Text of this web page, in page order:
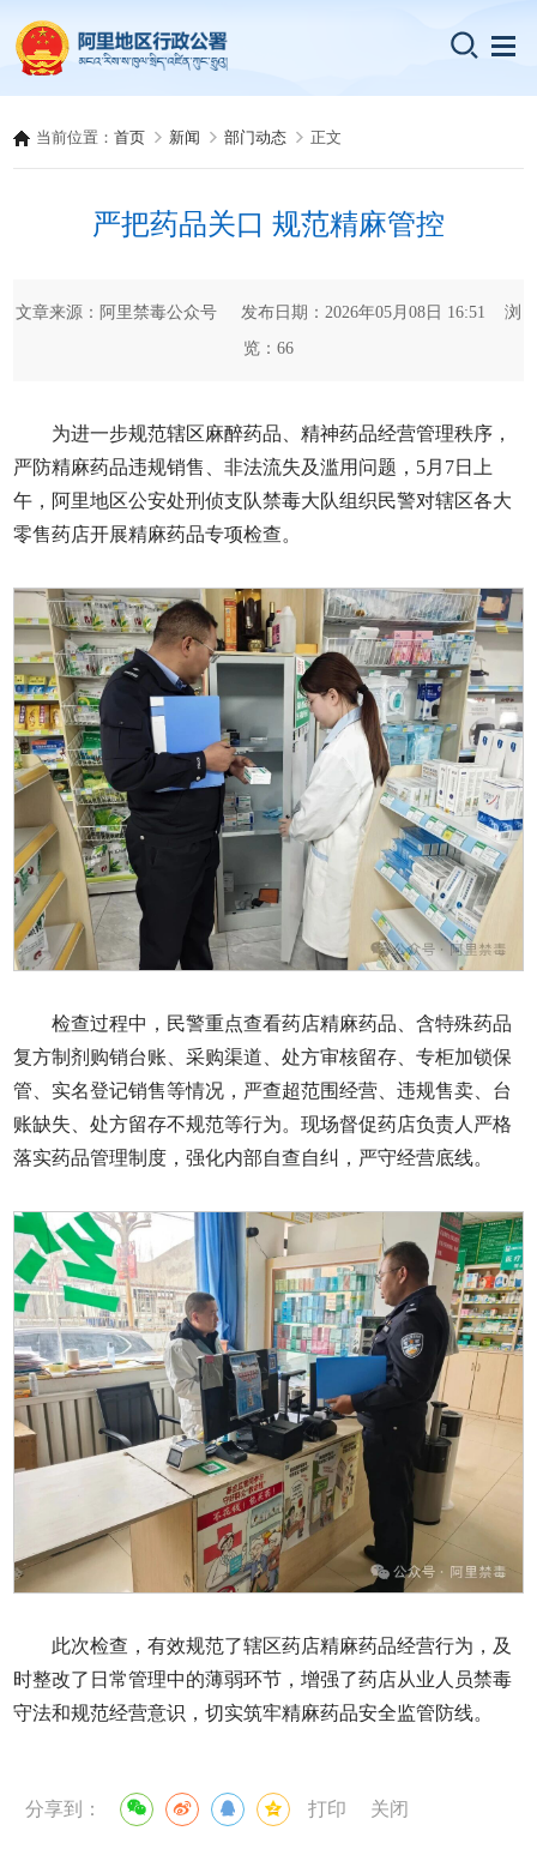
当前位置：首页 新闻 部门动态 正文
严把药品关口 规范精麻管控
文章来源：阿里禁毒公众号 发布日期：2026年05月08日 16:51 浏
览： 66
为进一步规范辖区麻醉药品、精神药品经营管理秩序，
严防精麻药品违规销售、非法流失及滥用问题，5月7日上
午，阿里地区公安处刑侦支队禁毒大队组织民警对辖区各大
零售药店开展精麻药品专项检查。
检查过程中，民警重点查看药店精麻药品、含特殊药品
复方制剂购销台账、采购渠道、处方审核留存、专柜加锁保
管、实名登记销售等情况，严查超范围经营、违规售卖、台
账缺失、处方留存不规范等行为。现场督促药店负责人严格
落实药品管理制度，强化内部自查自纠，严守经营底线。
此次检查，有效规范了辖区药店精麻药品经营行为，及
时整改了日常管理中的薄弱环节，增强了药店从业人员禁毒
守法和规范经营意识，切实筑牢精麻药品安全监管防线。
分享到： 打印 关闭